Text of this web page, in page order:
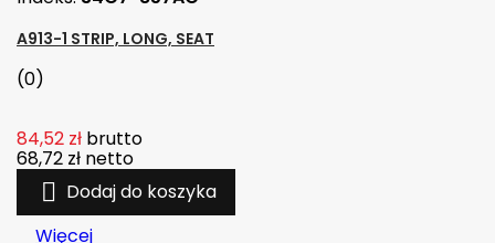
A913-1 STRIP, LONG, SEAT
(0)
84,52 zł brutto
68,72 zł netto
 Dodaj do koszyka
Więcej